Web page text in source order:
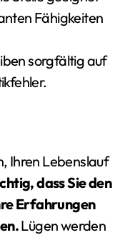
Fähigkeiten
sorgfältig auf
Ihren Lebenslauf
dass Sie den
Erfahrungen
Lügen werden